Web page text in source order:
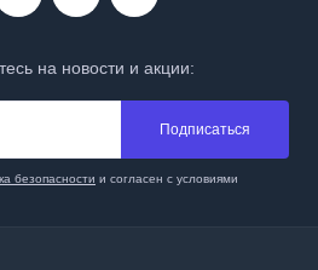
на новости и акции:
Подписаться
безопасности и согласен с условиями